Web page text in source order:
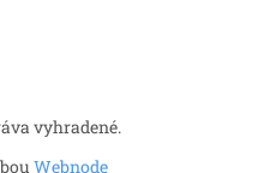
vyhradené.
Webnode